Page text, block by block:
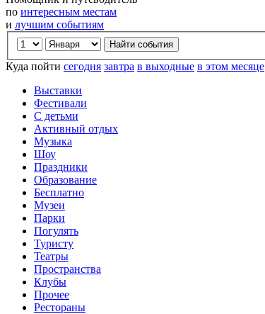
по интересным местам
и лучшим событиям
Куда пойти сегодня завтра в выходные в этом месяце
Выставки
Фестивали
С детьми
Активный отдых
Музыка
Шоу
Праздники
Образование
Бесплатно
Музеи
Парки
Погулять
Туристу
Театры
Пространства
Клубы
Прочее
Рестораны